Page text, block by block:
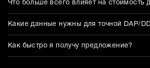
Что больше всего влияет на стоимость
Какие данные нужны для точной DAP/
Как быстро я получу предложение?